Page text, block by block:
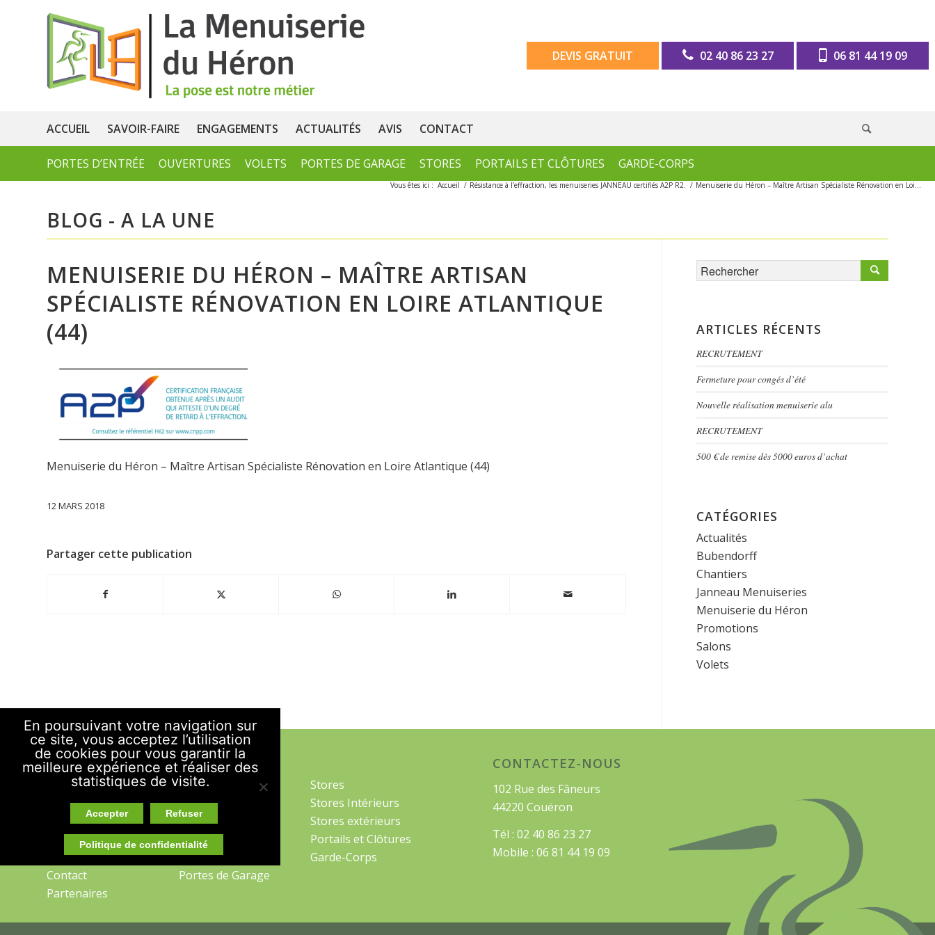
DEVIS GRATUIT 02 40 86 23 27 06 81 44 19 09
ACCUEIL SAVOIR-FAIRE ENGAGEMENTS ACTUALITÉS AVIS CONTACT
PORTES D’ENTRÉE OUVERTURES VOLETS PORTES DE GARAGE STORES PORTAILS ET CLÔTURES GARDE-CORPS
BLOG - A LA UNE
Vous êtes ici : Accueil / Résistance à l’effraction, les menuiseries JANNEAU certifiés A2P R2. / Menuiserie du Héron – Maître Artisan Spécialiste Rénovation en Loi...
MENUISERIE DU HÉRON – MAÎTRE ARTISAN
SPÉCIALISTE RÉNOVATION EN LOIRE ATLANTIQUE
(44)
Menuiserie du Héron – Maître Artisan Spécialiste Rénovation en Loire Atlantique (44)
12 MARS 2018
Partager cette publication
ARTICLES RÉCENTS
RECRUTEMENT
Fermeture pour congés d’été
Nouvelle réalisation menuiserie alu
RECRUTEMENT
500 € de remise dès 5000 euros d’achat
CATÉGORIES
Actualités
Bubendorff
Chantiers
Janneau Menuiseries
Menuiserie du Héron
Promotions
Salons
Volets
PLAN DU SITE
Accueil
Savoir-Faire
Engagements
Actualités
Avis
Contact
Partenaires
Portes d’Entrée
Volets
Ouvertures
Fenêtres
Portes-fenêtres
Portes de Garage
Stores
Stores Intérieurs
Stores extérieurs
Portails et Clôtures
Garde-Corps
CONTACTEZ-NOUS
102 Rue des Fâneurs
44220 Couëron
Tél : 02 40 86 23 27
Mobile : 06 81 44 19 09
En poursuivant votre navigation sur
ce site, vous acceptez l’utilisation
de cookies pour vous garantir la
meilleure expérience et réaliser des
statistiques de visite.
Accepter Refuser
Politique de confidentialité